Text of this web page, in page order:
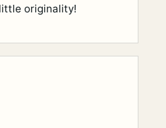
originality!